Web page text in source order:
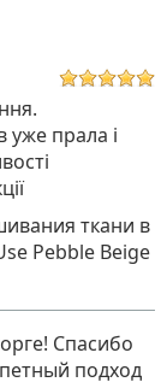
уже прала і
ткани в
Pebble Beige
Спасибо
подход